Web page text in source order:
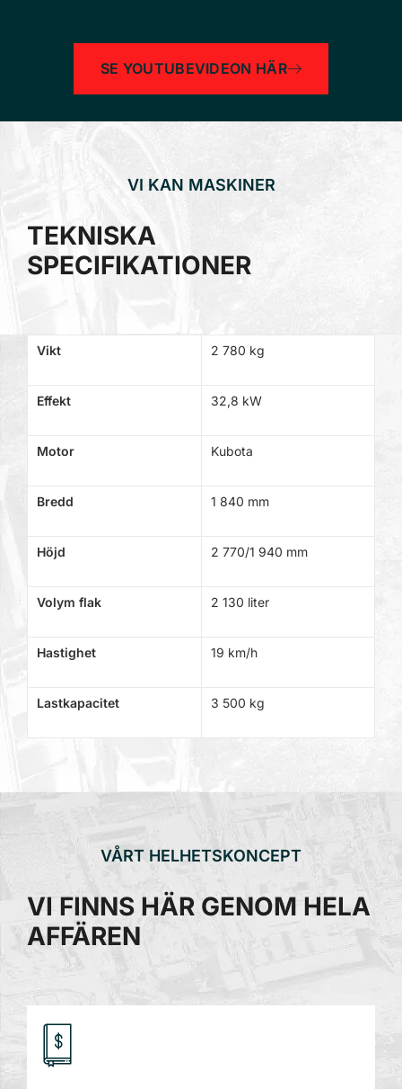
SE YOUTUBEVIDEON HÄR
VI KAN MASKINER
TEKNISKA
SPECIFIKATIONER
Vikt 2 780 kg
Effekt 32,8 kW
Motor Kubota
Bredd 1 840 mm
Höjd 2 770/1 940 mm
Volym flak 2 130 liter
Hastighet 19 km/h
Lastkapacitet 3 500 kg
VÅRT HELHETSKONCEPT
VI FINNS HÄR GENOM HELA
AFFÄREN